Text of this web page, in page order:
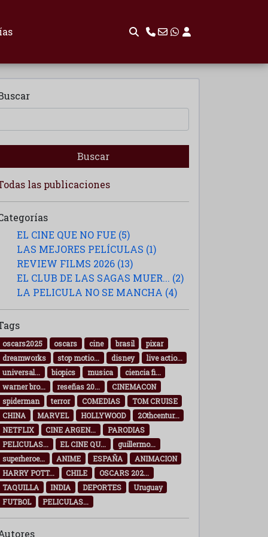
Buscar
las publicaciones
EL CINE QUE NO FUE (5)
LAS MEJORES PELÍCULAS (1)
REVIEW FILMS 2026 (13)
EL CLUB DE LAS SAGAS MUER... (2)
LA PELICULA NO SE MANCHA (4)
oscars2025 oscars cine brasil
pixar
dreamworks
stop motio... disney
live actio...
universal...
biopics musica
ciencia fi...
warner bro...
reseñas 20...
CINEMACON
spiderman
terror COMEDIAS
TOM CRUISE
CHINA
MARVEL HOLLYWOOD
2Othcentur...
NETFLIX
CINE ARGEN...
PARODIAS
PELICULAS...
EL CINE QU...
guillermo...
superheroe...
ANIME ESPAÑA
ANIMACION
HARRY POTT...
CHILE
OSCARS 202...
TAQUILLA
INDIA DEPORTES
Uruguay
FUTBOL
PELICULAS...